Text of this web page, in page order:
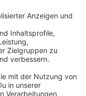
und
erklärt er.
Wie